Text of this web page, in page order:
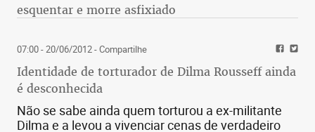
esquentar e morre asfixiado
07:00 - 20/06/2012- Compartilhe
Identidade de torturador de Dilma Rousseff ainda
é desconhecida
Não se sabe ainda quem torturou a ex-militante
Dilma e a levou a vivenciar cenas de verdadeiro